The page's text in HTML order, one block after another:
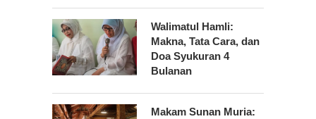
Walimatul Hamli:
Makna, Tata Cara, dan
Doa Syukuran 4
Bulanan
Makam Sunan Muria: